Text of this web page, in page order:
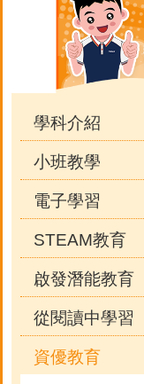
navigation
學科介紹
小班教學
電子學習
STEAM教育
啟發潛能教育
從閱讀中學習
資優教育